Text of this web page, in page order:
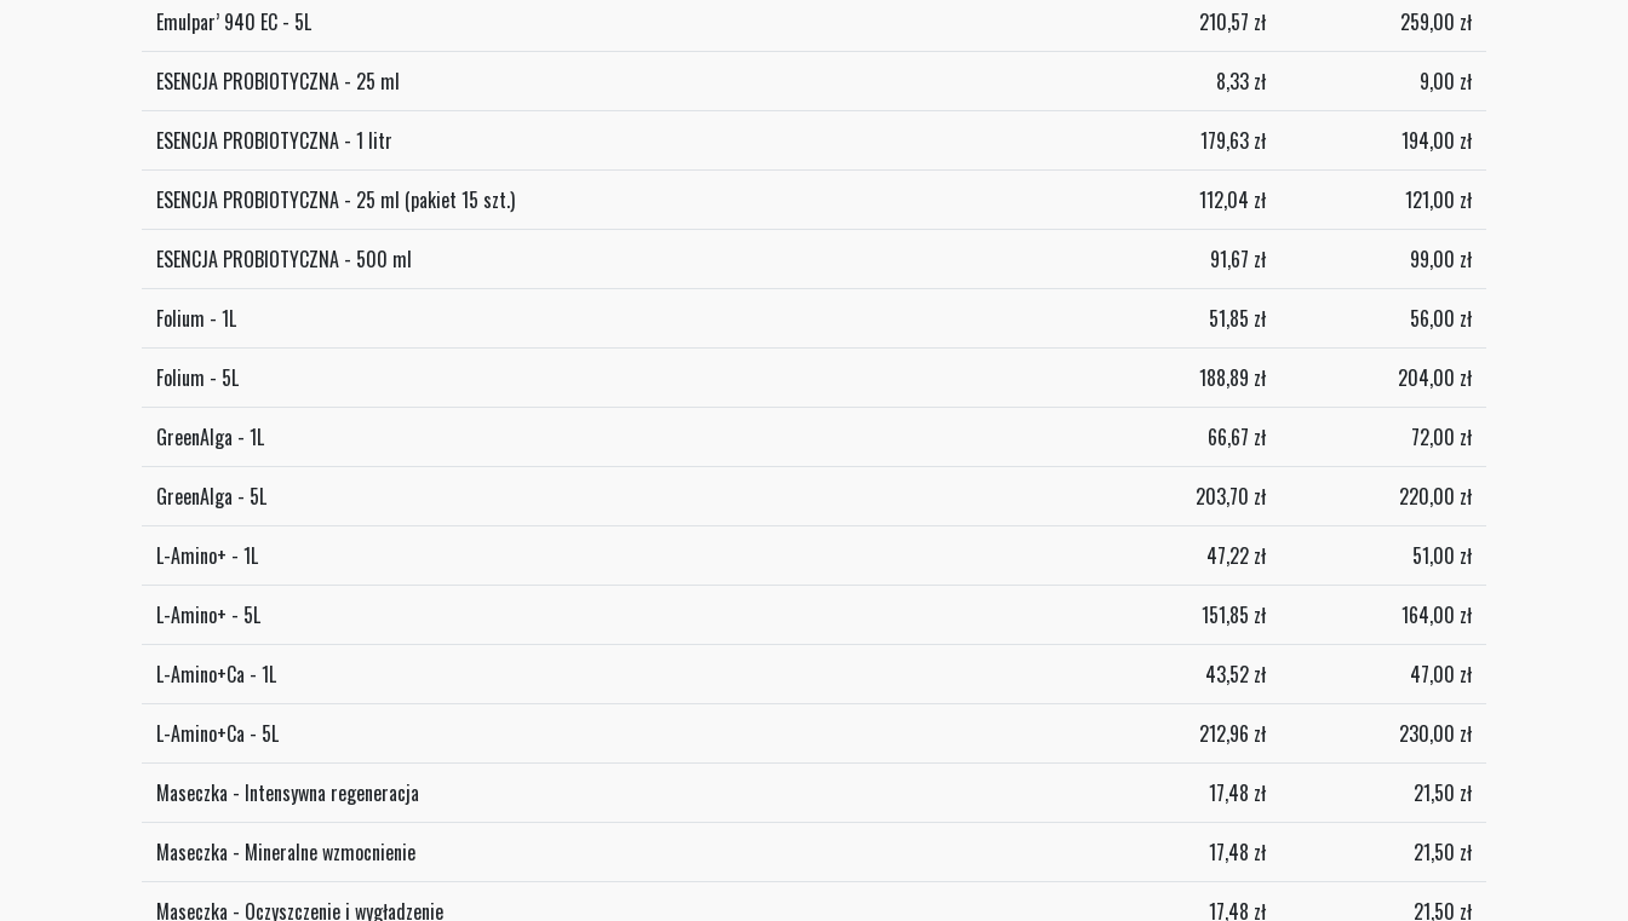
Emulpar’ 940 EC - 5L 210,57 zł 259,00 zł
ESENCJA PROBIOTYCZNA - 25 ml 8,33 zł 9,00 zł
ESENCJA PROBIOTYCZNA - 1 litr 179,63 zł 194,00 zł
ESENCJA PROBIOTYCZNA - 25 ml (pakiet 15 szt.) 112,04 zł 121,00 zł
ESENCJA PROBIOTYCZNA - 500 ml 91,67 zł 99,00 zł
Folium - 1L 51,85 zł 56,00 zł
Folium - 5L 188,89 zł 204,00 zł
GreenAlga - 1L 66,67 zł 72,00 zł
GreenAlga - 5L 203,70 zł 220,00 zł
L-Amino+ - 1L 47,22 zł 51,00 zł
L-Amino+ - 5L 151,85 zł 164,00 zł
L-Amino+Ca - 1L 43,52 zł 47,00 zł
L-Amino+Ca - 5L 212,96 zł 230,00 zł
Maseczka - Intensywna regeneracja 17,48 zł 21,50 zł
Maseczka - Mineralne wzmocnienie 17,48 zł 21,50 zł
Maseczka - Oczyszczenie i wygładzenie 17,48 zł 21,50 zł